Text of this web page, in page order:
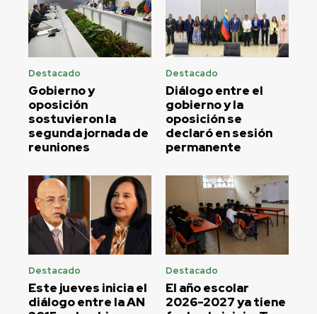
Destacado
Gobierno y
oposición
sostuvieron la
segunda jornada de
reuniones
Destacado
Diálogo entre el
gobierno y la
oposición se
declaró en sesión
permanente
Destacado
Este jueves inicia el
diálogo entre la AN
Destacado
El año escolar
2026-2027 ya tiene